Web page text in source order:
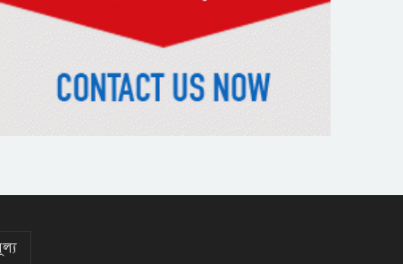
প্রাক্তনের স্মৃতিতে গভীর রাতে ঘুম
উধাও? জেনে নিন মুক্তির উপায়
দেশের আট জেলায় বজ্রবৃষ্টির আশঙ্কা,